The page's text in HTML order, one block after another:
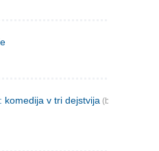
komedija v tri dejstvija (bulgarsk)